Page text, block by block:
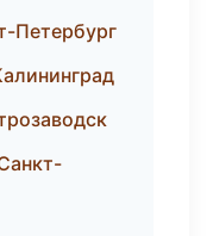
Петербург